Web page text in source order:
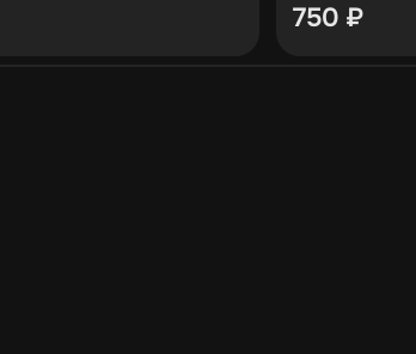
750 ₽